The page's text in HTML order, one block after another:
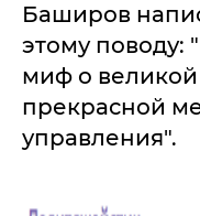
Баширов
этому поводу:
миф о
прекрасной
управления".